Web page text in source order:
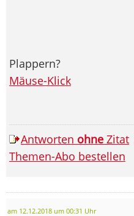
Plappern?
Mäuse-Klick
Antworten ohne Zitat
Themen-Abo bestellen
am 12.12.2018 um 00:31 Uhr